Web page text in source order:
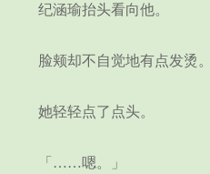
纪涵瑜抬头看向他。
脸颊却不自觉地有点发烫。
她轻轻点了点头。
「……嗯。」